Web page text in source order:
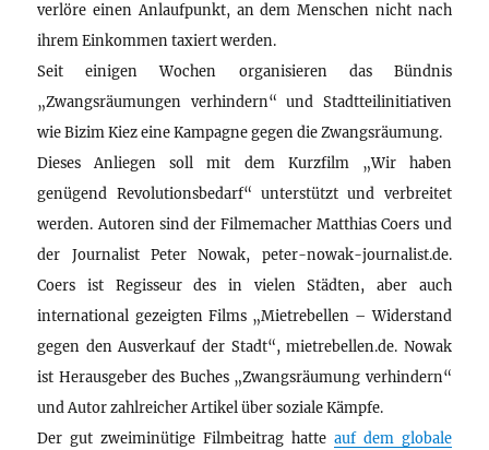
verlöre einen Anlaufpunkt, an dem Menschen nicht nach
ihrem Einkommen taxiert werden.
Seit einigen Wochen organisieren das Bündnis
„Zwangsräumungen verhindern“ und Stadtteilinitiativen
wie Bizim Kiez eine Kampagne gegen die Zwangsräumung.
Dieses Anliegen soll mit dem Kurzfilm „Wir haben
genügend Revolutionsbedarf“ unterstützt und verbreitet
werden. Autoren sind der Filmemacher Matthias Coers und
der Journalist Peter Nowak, peter-nowak-journalist.de.
Coers ist Regisseur des in vielen Städten, aber auch
international gezeigten Films „Mietrebellen – Widerstand
gegen den Ausverkauf der Stadt“, mietrebellen.de. Nowak
ist Herausgeber des Buches „Zwangsräumung verhindern“
und Autor zahlreicher Artikel über soziale Kämpfe.
Der gut zweiminütige Filmbeitrag hatte auf dem globale